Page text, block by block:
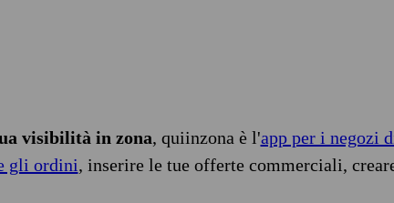
visibilità in zona, quiinzona è l'app per i negozi
gli ordini, inserire le tue offerte commerciali,